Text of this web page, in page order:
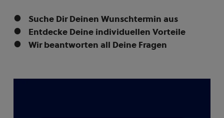
Suche Dir Deinen Wunschtermin aus
Entdecke Deine individuellen Vorteile
Wir beantworten all Deine Fragen